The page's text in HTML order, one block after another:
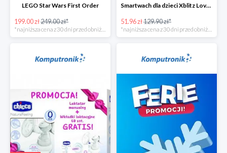
LEGO Star Wars First Order
199.00 zł249.00 zł*
Smartwach dla dzieci Xblitz LoveME -60%
51.96 zł129.90 zł*